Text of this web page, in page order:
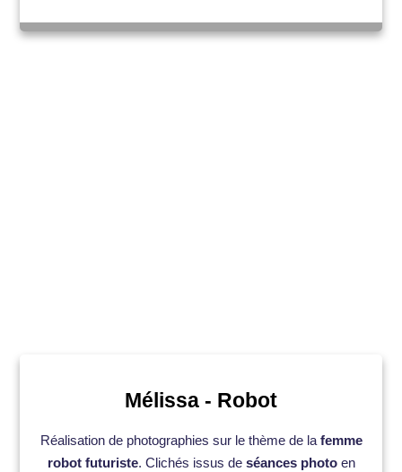
Mélissa - Robot
Réalisation de photographies sur le thème de la femme
robot futuriste. Clichés issus de séances photoen